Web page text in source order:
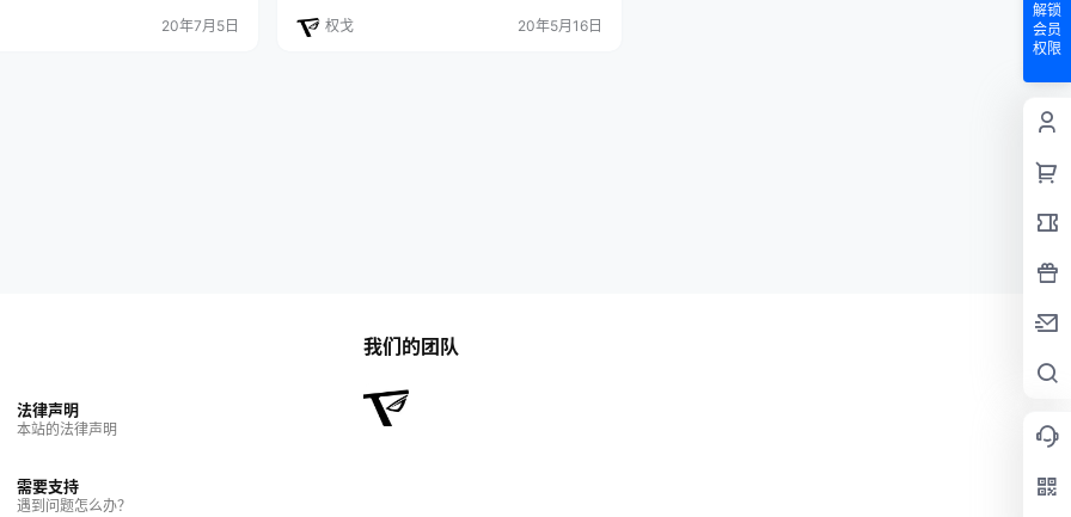
的可读性和易用性。这个接口便是为
20年7月5日
想做个多修改的可以直接引用文件，只要简单修
权戈 20年5月16日
解锁
会员
权限
法律声明
本站的法律声明
需要支持
遇到问题怎么办？
我们的团队